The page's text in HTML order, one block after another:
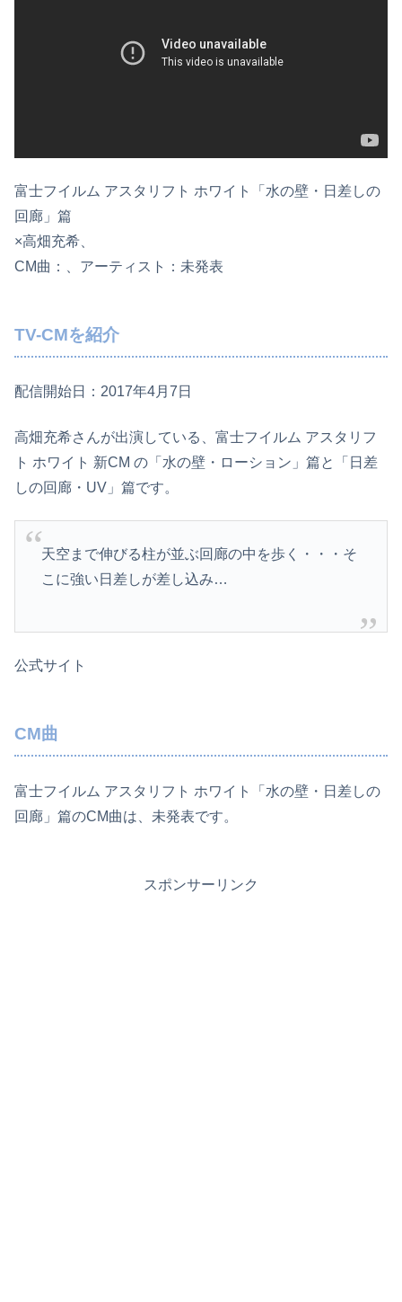
富士フイルム アスタリフト ホワイト「水の壁・日差しの
回廊」篇
×高畑充希、
CM曲：、アーティスト：未発表
TV-CMを紹介
配信開始日：2017年4月7日
高畑充希さんが出演している、富士フイルム アスタリフ
ト ホワイト 新CM の「水の壁・ローション」篇と「日差
しの回廊・UV」篇です。
天空まで伸びる柱が並ぶ回廊の中を歩く・・・そ
こに強い日差しが差し込み…
公式サイト
CM曲
富士フイルム アスタリフト ホワイト「水の壁・日差しの
回廊」篇のCM曲は、未発表です。
スポンサーリンク